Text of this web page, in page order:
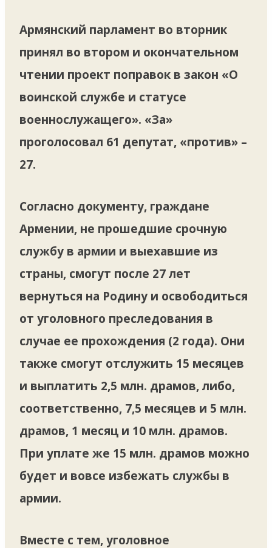
Армянский парламент во вторник
принял во втором и окончательном
чтении проект поправок в закон «О
воинской службе и статусе
военнослужащего». «За»
проголосовал 61 депутат, «против» –
27.
Согласно документу, граждане
Армении, не прошедшие срочную
службу в армии и выехавшие из
страны, смогут после 27 лет
вернуться на Родину и освободиться
от уголовного преследования в
случае ее прохождения (2 года). Они
также смогут отслужить 15 месяцев
и выплатить 2,5 млн. драмов, либо,
соответственно, 7,5 месяцев и 5 млн.
драмов, 1 месяц и 10 млн. драмов.
При уплате же 15 млн. драмов можно
будет и вовсе избежать службы в
армии.
Вместе с тем, уголовное